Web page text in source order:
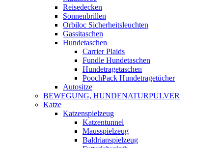
Reisedecken
Sonnenbrillen
Orbiloc Sicherheitsleuchten
Gassitaschen
Hundetaschen
Carrier Plaids
Fundle Hundetaschen
Hundetragetaschen
PoochPack Hundetragetücher
Autositze
BEWEGUNG, HUNDENATURPULVER
Katze
Katzenspielzeug
Katzentunnel
Mausspielzeug
Baldrianspielzeug